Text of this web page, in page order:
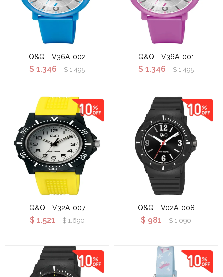
Q&Q - V36A-002
$ 1.346 $ 1.495
Q&Q - V36A-001
$ 1.346 $ 1.495
Q&Q - V32A-007
$ 1.521 $ 1.690
Q&Q - V02A-008
$ 981 $ 1.090